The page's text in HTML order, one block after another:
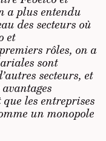
a plus entendu
des secteurs où
et
rôles, on a
sont
secteurs, et
les entreprises
un monopole